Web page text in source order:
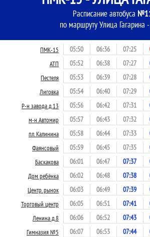
Расписание автобуса
по маршруту Улица
ПМК-15 05:50 06:36 07:25
АТП 05:52 06:38 07:27
Пестеля 05:53 06:39 07:28
Лиговка 05:54 06:40 07:29
Р-н завода д.13 05:56 06:42 07:31
м-н Автомир 05:57 06:43 07:32
пл. Калинина 05:58 06:44 07:33
Фаянсовый 05:59 06:45 07:35
Баскакова 06:01 06:47 07:37
Дом ребёнка 06:02 06:48 07:38
Центр. рынок 06:03 06:49 07:39
Торговый центр 06:05 06:51 07:41
Ленина д.8 06:06 06:52 07:43
Гимназия №5 06:07 06:53 07:44